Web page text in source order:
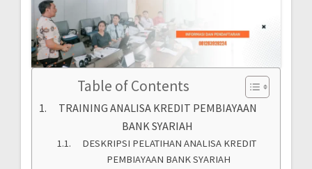
Table of Contents
TRAINING ANALISA KREDIT PEMBIAYAAN
BANK SYARIAH
DESKRIPSI PELATIHAN ANALISA KREDIT
PEMBIAYAAN BANK SYARIAH